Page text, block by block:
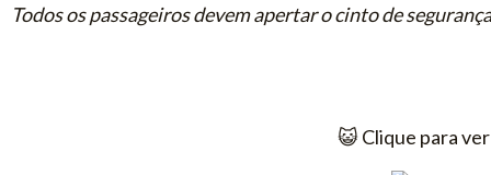
Todos os passageiros devem apertar o cinto de
😺​ Clique para